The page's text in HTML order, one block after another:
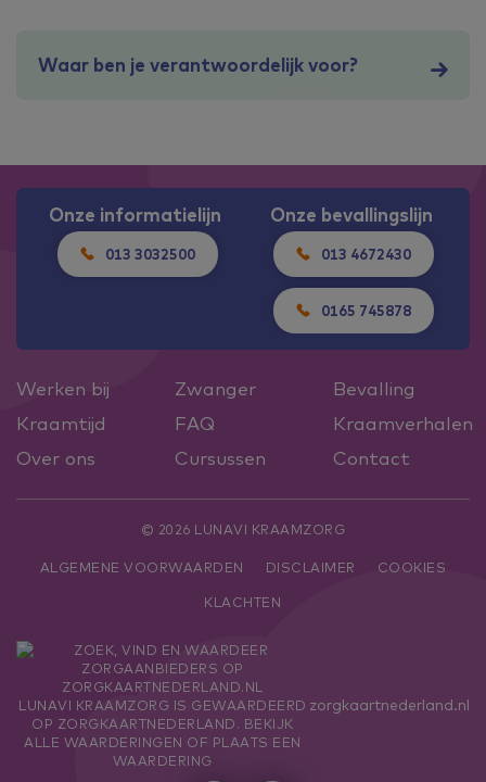
Waar ben je verantwoordelijk voor?
Onze informatielijn
013 3032500
Onze bevallingslijn
013 4672430
0165 745878
Werken bij Zwanger
Bevalling
Kraamtijd
FAQ
Kraamverhalen
Over ons
Cursussen Contact
© 2026 LUNAVI KRAAMZORG
ALGEMENE VOORWAARDEN DISCLAIMER
COOKIES
KLACHTEN
LUNAVI KRAAMZORG IS GEWAARDEERD
OP ZORGKAARTNEDERLAND. BEKIJK
ALLE WAARDERINGEN OF PLAATS EEN
WAARDERING
zorgkaartnederland.nl